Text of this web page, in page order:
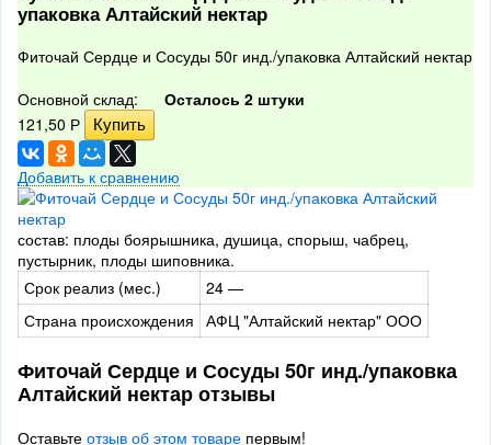
упаковка Алтайский нектар
Фиточай Сердце и Сосуды 50г инд./упаковка Алтайский нектар
Основной склад:
Осталось 2 штуки
121,50 Р
Добавить к сравнению
состав: плоды боярышника, душица, спорыш, чабрец,
пустырник, плоды шиповника.
Срок реализ (мес.)
24 —
Страна происхождения АФЦ "Алтайский нектар" ООО
Фиточай Сердце и Сосуды 50г инд./упаковка
Алтайский нектар отзывы
Оставьте отзыв об этом товаре первым!